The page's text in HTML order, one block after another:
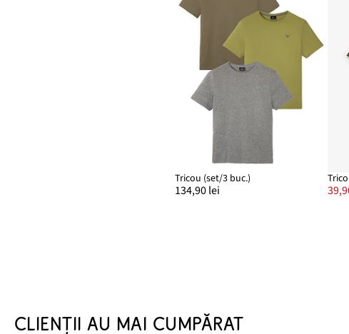
Tricou (set/3 buc.)
134,90 lei
CLIENȚII AU MAI CUMPĂRAT